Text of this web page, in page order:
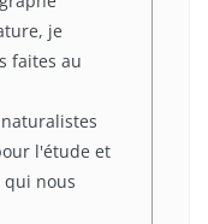
je
faites au
l'étude et
nous